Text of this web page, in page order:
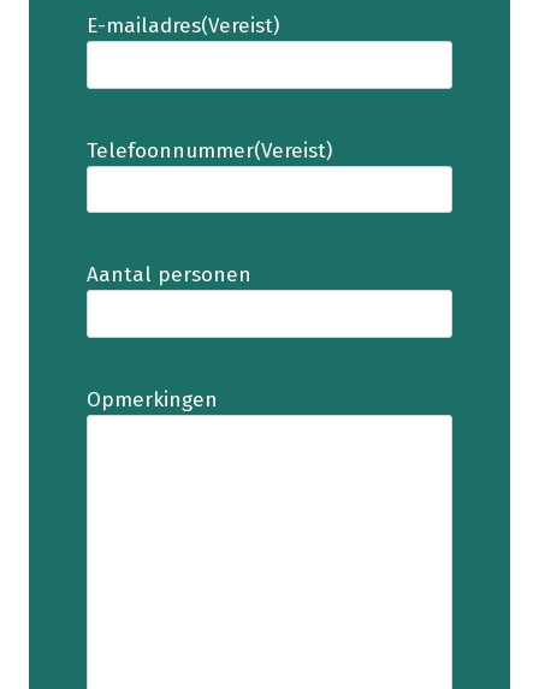
E-mailadres(Vereist)
Telefoonnummer(Vereist)
Aantal personen
Opmerkingen